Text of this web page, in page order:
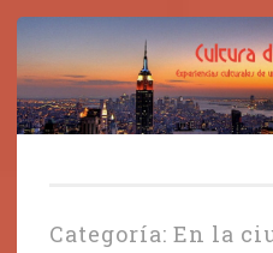
contenido
Categoría: En la